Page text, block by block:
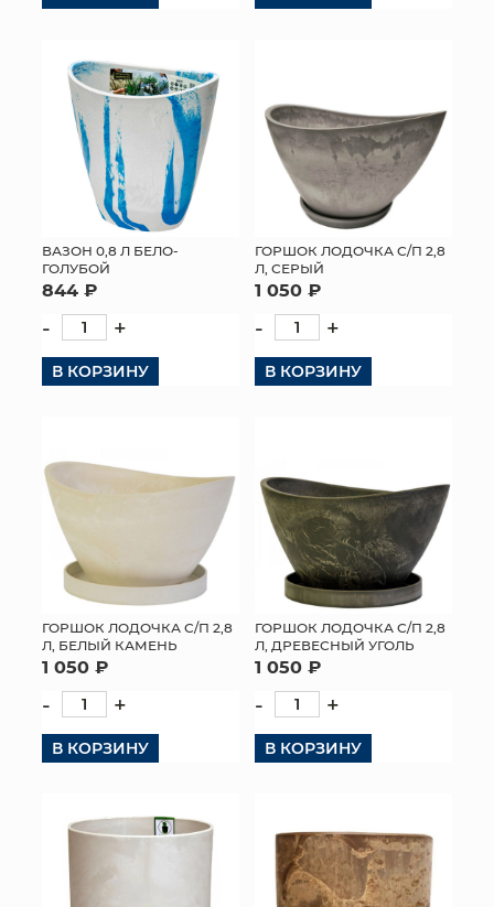
ВАЗОН 0,8 Л БЕЛО-
ГОЛУБОЙ
844 ₽
- +
В КОРЗИНУ
ГОРШОК ЛОДОЧКА С/П 2,8
Л, СЕРЫЙ
1 050 ₽
- +
В КОРЗИНУ
ГОРШОК ЛОДОЧКА С/П 2,8
Л, БЕЛЫЙ КАМЕНЬ
1 050 ₽
- +
В КОРЗИНУ
ГОРШОК ЛОДОЧКА С/П 2,8
Л, ДРЕВЕСНЫЙ УГОЛЬ
1 050 ₽
- +
В КОРЗИНУ